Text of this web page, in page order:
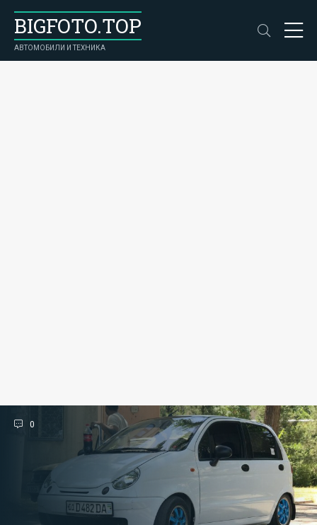
BIGFOTO.TOP
АВТОМОБИЛИ И ТЕХНИКА
0